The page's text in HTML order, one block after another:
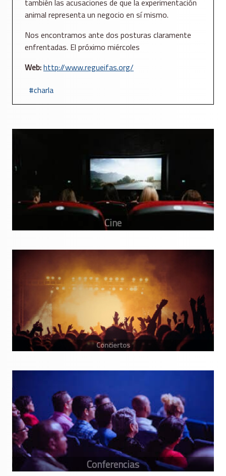
también las acusaciones de que la experimentación
animal representa un negocio en sí mismo.
Nos encontramos ante dos posturas claramente
enfrentadas. El próximo miércoles
Web:http://www.regueifas.org/
charla